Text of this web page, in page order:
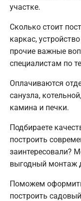
участке.
Сколько стоит
каркас,
прочие важные
специалистам по
Оплачиваются
санузла,
камина и печки.
Подбираете
построить
заинтересовали?
выгодный монтаж
Поможем
построить